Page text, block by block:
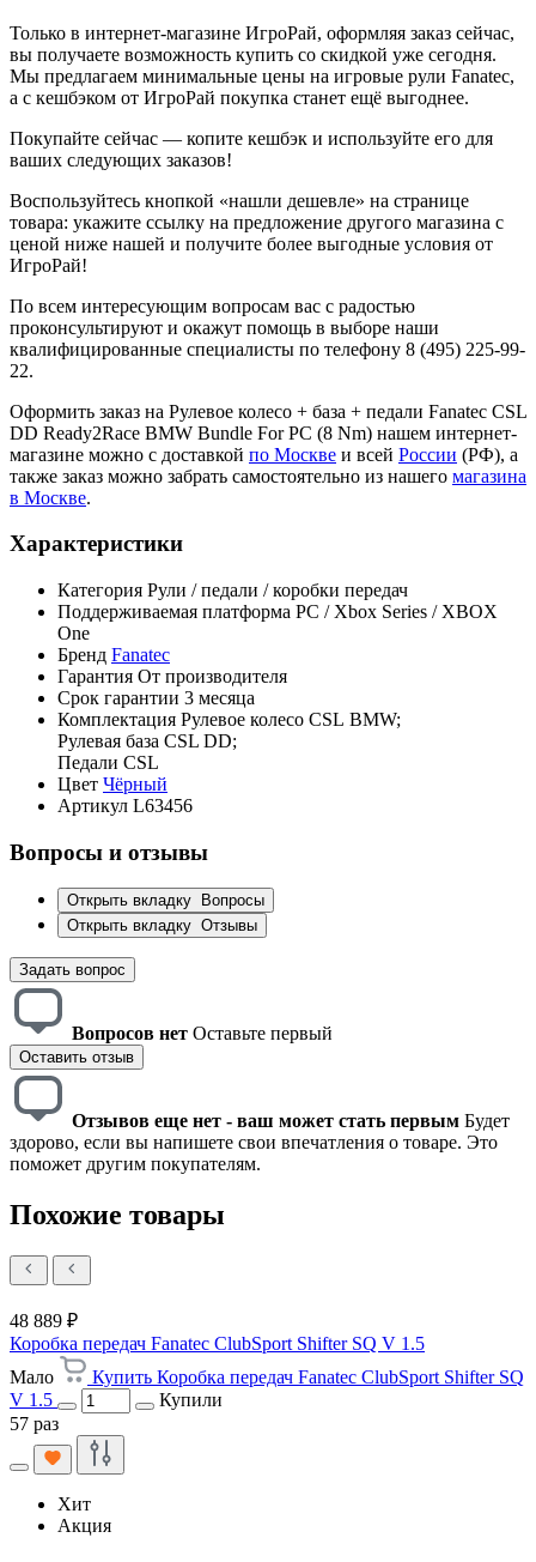
Только в интернет-магазине ИгроРай, оформляя заказ сейчас,
вы получаете возможность купить со скидкой уже сегодня.
Мы предлагаем минимальные цены на игровые рули Fanatec,
а с кешбэком от ИгроРай покупка станет ещё выгоднее.
Покупайте сейчас — копите кешбэк и используйте его для
ваших следующих заказов!
Воспользуйтесь кнопкой «нашли дешевле» на странице
товара: укажите ссылку на предложение другого магазина с
ценой ниже нашей и получите более выгодные условия от
ИгроРай!
По всем интересующим вопросам вас с радостью
проконсультируют и окажут помощь в выборе наши
квалифицированные специалисты по телефону 8 (495) 225-99-
22.
Оформить заказ на Рулевое колесо + база + педали Fanatec CSL
DD Ready2Race BMW Bundle For PC (8 Nm) нашем интернет-
магазине можно с доставкой по Москве и всей России (РФ), а
также заказ можно забрать самостоятельно из нашего магазина
в Москве.
Характеристики
Категория Рули / педали / коробки передач
Поддерживаемая платформа PC / Xbox Series / XBOX
One
Бренд Fanatec
Гарантия От производителя
Срок гарантии 3 месяца
Комплектация Рулевое колесо CSL BMW;
Рулевая база CSL DD;
Педали CSL
Цвет Чёрный
Артикул L63456
Вопросы и отзывы
Открыть вкладку
Вопросы
Открыть вкладку Отзывы
Задать вопрос
Вопросов нет Оставьте первый
Оставить отзыв
Отзывов еще нет - ваш может стать первым Будет
здорово, если вы напишете свои впечатления о товаре. Это
поможет другим покупателям.
Похожие товары
48 889 ₽
Коробка передач Fanatec ClubSport Shifter SQ V 1.5
Мало
Купить Коробка передач Fanatec ClubSport Shifter SQ
V 1.5
Купили
57 раз
Хит
Акция